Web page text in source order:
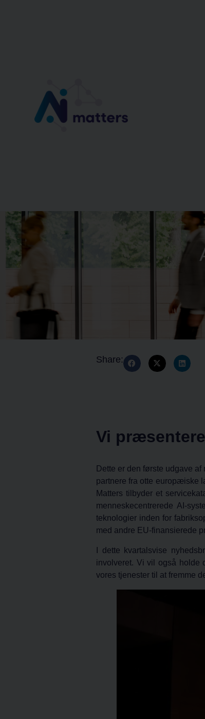
Share:
Vi
Dette er den første udgave
partnere fra otte europæiske
Matters tilbyder et
menneskecentrerede AI-
teknologier inden for
med andre EU-finansierede
I dette kvartalsvise
involveret. Vi vil også holde
vores tjenester til at fremme